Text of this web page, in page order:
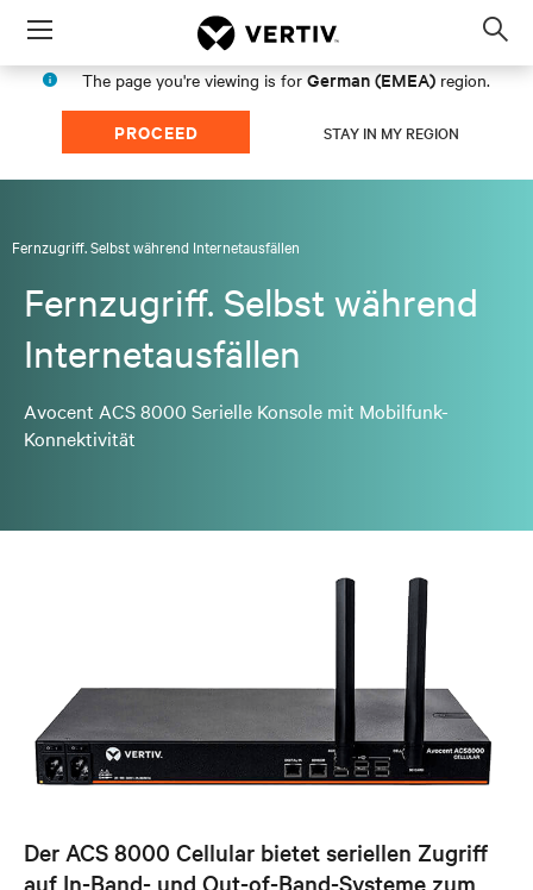
Menu
The page you're viewing is for German (EMEA) region.
PROCEED STAY IN MY REGION
Fernzugriff. Selbst während Internetausfällen
Fernzugriff. Selbst während
Internetausfällen
Avocent ACS 8000 Serielle Konsole mit Mobilfunk-
Konnektivität
Der ACS 8000 Cellular bietet seriellen Zugriff
auf In-Band- und Out-of-Band-Systeme zum